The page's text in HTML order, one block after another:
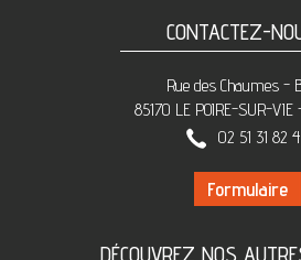
CONTACTEZ-
Rue des Chaumes -
85170 LE POIRE-SUR-VIE
02 51 31 82
Formulaire